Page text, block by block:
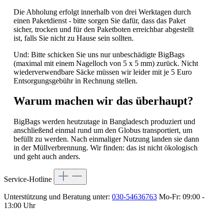
Die Abholung erfolgt innerhalb von drei Werktagen durch
einen Paketdienst - bitte sorgen Sie dafür, dass das Paket
sicher, trocken und für den Paketboten erreichbar abgestellt
ist, falls Sie nicht zu Hause sein sollten.
Und: Bitte schicken Sie uns nur unbeschädigte BigBags
(maximal mit einem Nagelloch von 5 x 5 mm) zurück. Nicht
wiederverwendbare Säcke müssen wir leider mit je 5 Euro
Entsorgungsgebühr in Rechnung stellen.
Warum machen wir das überhaupt?
BigBags werden heutzutage in Bangladesch produziert und
anschließend einmal rund um den Globus transportiert, um
befüllt zu werden. Nach einmaliger Nutzung landen sie dann
in der Müllverbrennung. Wir finden: das ist nicht ökologisch
und geht auch anders.
Service-Hotline
Unterstützung und Beratung unter: 030-54636763 Mo-Fr: 09:00 -
13:00 Uhr